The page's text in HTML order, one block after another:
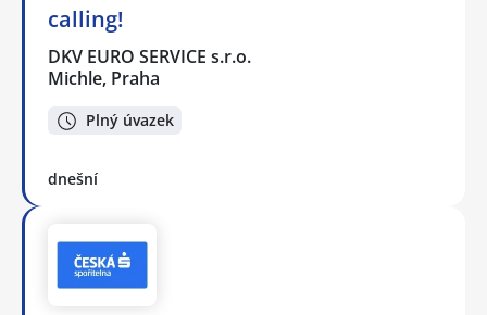
calling!
DKV EURO SERVICE s.r.o.
Michle, Praha
Plný úvazek
dnešní